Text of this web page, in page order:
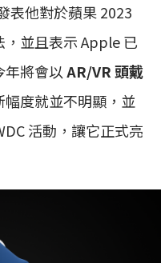
表他對於蘋果 2023
並且表示 Apple 已
將會以 AR/VR 頭戴
度就並不明顯，並
活動，讓它正式亮